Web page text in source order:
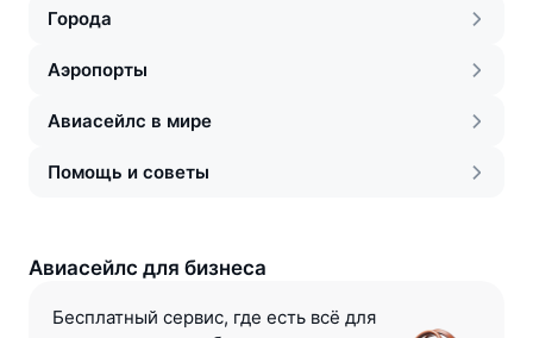
Города
Аэропорты
Авиасейлс в мире
Помощь и советы
Авиасейлс для бизнеса
Бесплатный сервис, где есть всё для